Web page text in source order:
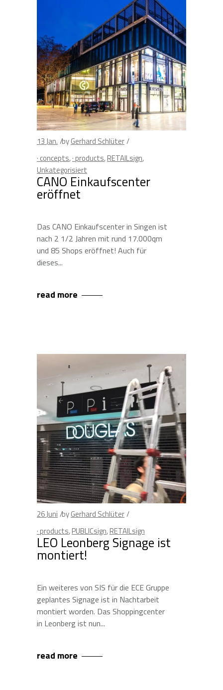
13Jan. byGerhard Schlüter
· concepts,· products,RETAILsign,
Unkategorisiert
CANO Einkaufscenter
eröffnet
Das CANO Einkaufscenter in Singen ist
nach 2 1/2 Jahren mit rund 17.000qm
und 85 Shops eröffnet! Auch für
dieses
read more
26Juni byGerhard Schlüter
· products,PUBLICsign,RETAILsign
LEO Leonberg Signage ist
montiert!
Ein weiteres von SIS für die ECE Gruppe
geplantes Signage ist in Nachtarbeit
montiert worden. Das Shoppingcenter
in Leonberg ist nun
read more